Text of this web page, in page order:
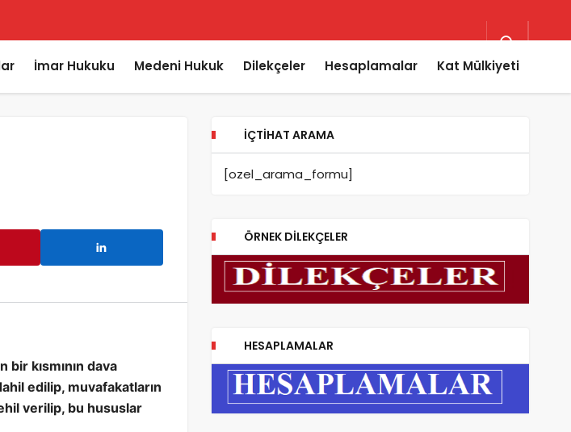
İmar Hukuku Medeni Hukuk Dilekçeler Hesaplamalar Kat Mülkiyeti
kısmının dava
edilip, muvafakatların
verilip, bu hususlar
İÇTIHAT ARAMA
[ozel_arama_formu]
ÖRNEK DILEKÇELER
HESAPLAMALAR